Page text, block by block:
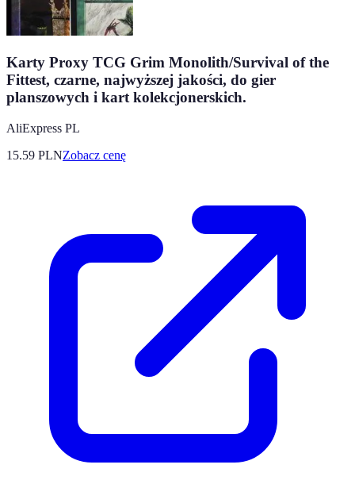
Karty Proxy TCG Grim Monolith/Survival of the
Fittest, czarne, najwyższej jakości, do gier
planszowych i kart kolekcjonerskich.
AliExpress PL
15.59 PLNZobacz cenę